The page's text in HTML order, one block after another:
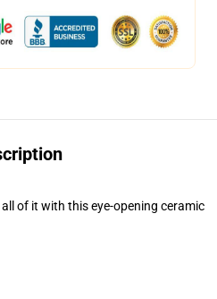
of it with this eye-opening ceramic